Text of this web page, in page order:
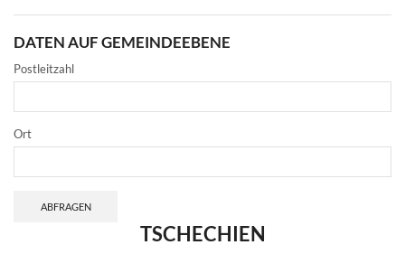
DATEN AUF GEMEINDEEBENE
Postleitzahl
Ort
ABFRAGEN
TSCHECHIEN